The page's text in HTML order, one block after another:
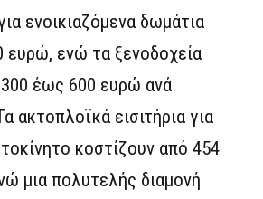
ενοικιαζόμενα δωμάτια
ευρώ, ενώ τα ξενοδοχεία
300 έως 600 ευρώ ανά
ακτοπλοϊκά εισιτήρια για
κοστίζουν από 454
μια πολυτελής διαμονή